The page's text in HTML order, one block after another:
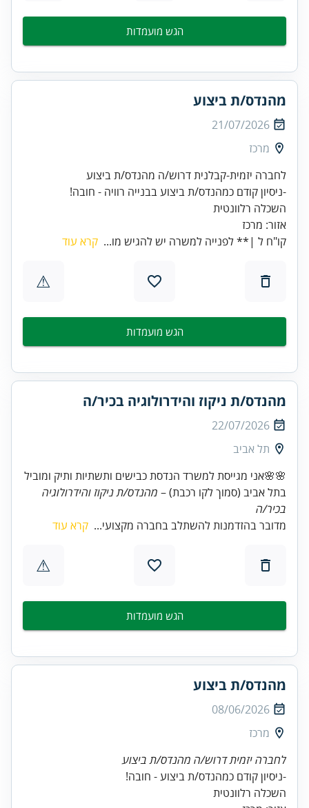
הגש מועמדות
מהנדס/ת ביצוע
21/07/2026
מרכז
אזור: מרכז
קו"ח ל |** לפנייה למשרה יש להגיש מו... קרא עוד
⚠
הגש מועמדות
מהנדס/ת ניקוז והידרולוגיה בכיר/ה
22/07/2026
תל אביב
🌸🌸אני מגייסת למשרד הנדסת כבישים ותשתיות ותיק ומוביל
בתל אביב (סמוך לקו רכבת) – מהנדס/ת ניקוז והידרולוגיה
בכיר/ה
מדובר בהזדמנות להשתלב בחברה מקצועי... קרא עוד
⚠
הגש מועמדות
מהנדס/ת ביצוע
08/06/2026
מרכז
לחברה יזמית דרוש/ה מהנדס/ת ביצוע